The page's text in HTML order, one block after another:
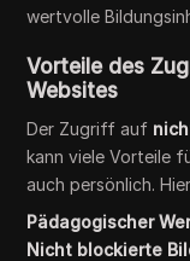
wertvolle
Vorteile des
Websites
Der Zugriff auf
kann viele Vorteile
auch persönlich.
Pädagogischer
Nicht blockierte